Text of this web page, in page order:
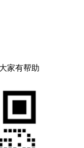
家有帮助